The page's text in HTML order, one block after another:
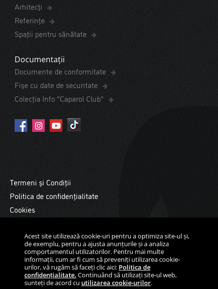
Arhitecți
Referințe
Spaţii pentru sănătate
Documentații
Documente de conformitate
Fișe cu date de securitate
Colecția Info "Caparol Club"
Termeni și Condiții
Politica de confidențialitate
Cookies
rezervate.
Acest site utilizează cookie-uri pentru a optimiza site-ul și,
de exemplu, pentru a ajusta anunțurile și a analiza
comportamentul utilizatorilor. Pentru mai multe
informații, cum ar fi cum să preveniți utilizarea cookie-
urilor, vă rugăm să faceți clic aici: Politica de
confidențialitate. Continuând să utilizați site-ul web,
sunteți de acord cu utilizarea cookie-urilor.